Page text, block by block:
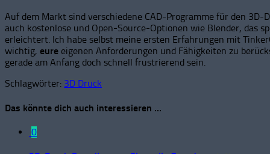
Auf dem Markt sind verschiedene CAD-Programme für den
auch kostenlose und Open-Source-Optionen wie Blender, das
erleichtert. Ich habe selbst meine ersten Erfahrungen mit
wichtig, eure eigenen Anforderungen und Fähigkeiten zu
gerade am Anfang doch schnell frustrierend sein.
Schlagwörter: 3D Druck
Das könnte dich auch interessieren …
0